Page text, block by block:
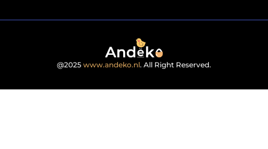
@2025 www.andeko.nl. All Right Reserved.